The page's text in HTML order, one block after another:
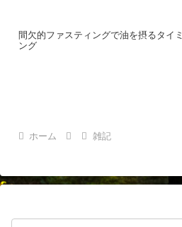
間欠的ファスティングで油を摂るタイミ
ング
ホーム 雑記